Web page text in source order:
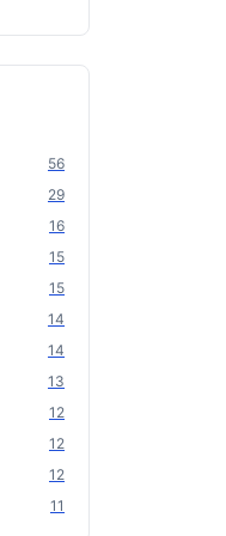
56
29
16
15
15
14
14
13
12
12
12
11